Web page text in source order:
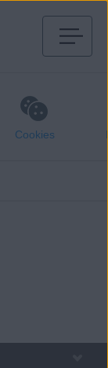
Cookies